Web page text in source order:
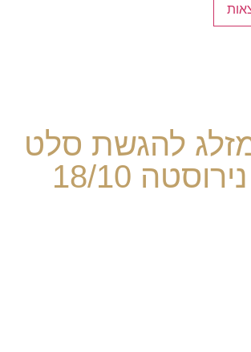
להגשת סלט